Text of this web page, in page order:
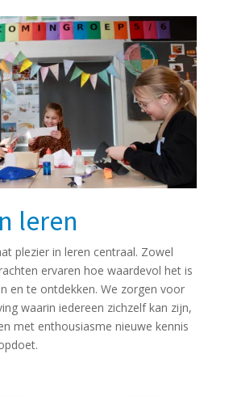
leren
plezier in leren centraal. Zowel
ervaren hoe waardevol het is
en te ontdekken. We zorgen voor
waarin iedereen zichzelf kan zijn,
met enthousiasme nieuwe kennis